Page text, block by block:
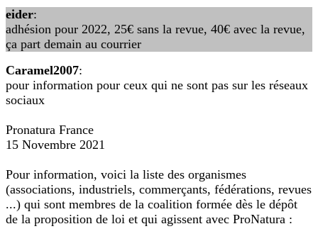
eider:
adhésion pour 2022, 25€ sans la revue, 40€ avec la revue,
ça part demain au courrier
Caramel2007:
pour information pour ceux qui ne sont pas sur les réseaux
sociaux
Pronatura France
15 Novembre 2021
Pour information, voici la liste des organismes
(associations, industriels, commerçants, fédérations, revues
...) qui sont membres de la coalition formée dès le dépôt
de la proposition de loi et qui agissent avec ProNatura :